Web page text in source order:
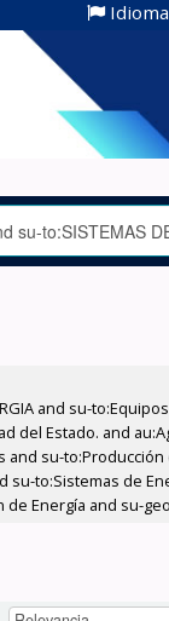
and su-
del Estado. and
su-
su-to:Sistemas de
de Energía and su-